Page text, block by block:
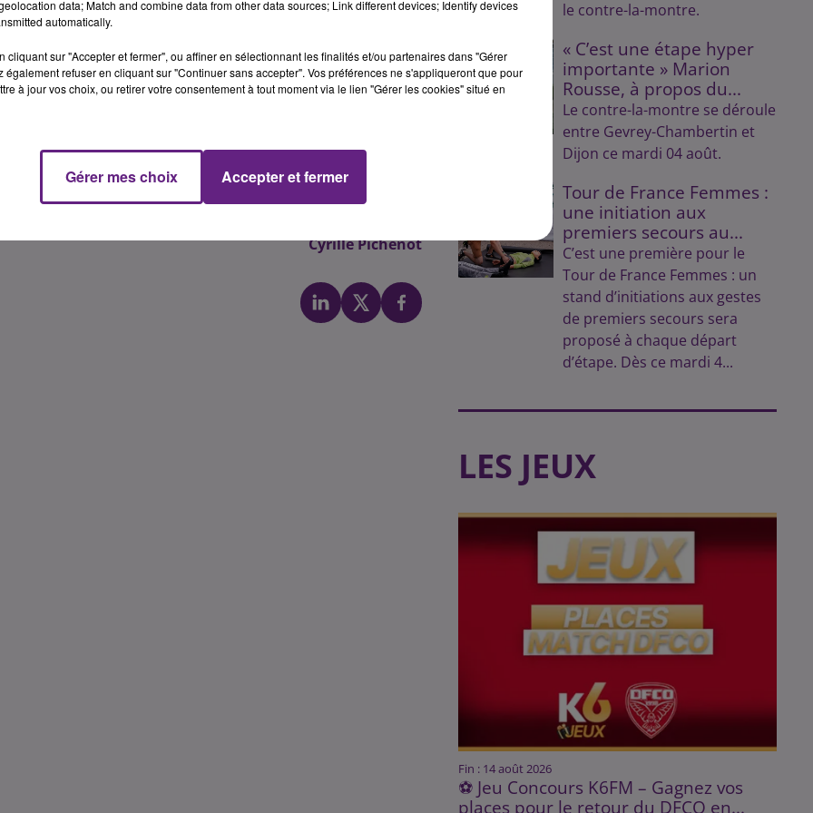
joueuse du club de Saint-Maur (D2F).
meilleure buteuse du championnat, avec 6 but par
de R�publique Tch�que et vainqueur de l'EHF
comme le confirme Christophe Marechal : "Helena est une
nombreux probl�mes aux d�fenses de D2 fran�aises. Elle
Moretto et nous permettra d'�quilibrer la base arri�re en
/ demi-centre. A 24 ans, elle �volue depuis deux ann�es en
internationale dans une �quipe relativement jeune.
Cyrille Pichenot
le contre-la-montre.
« C’est une étape hyper
importante » Marion
Rousse, à propos du...
Le contre-la-montre se déroule
entre Gevrey-Chambertin et
Dijon ce mardi 04 août.
Tour de France Femmes :
une initiation aux
premiers secours au...
C’est une première pour le
Tour de France Femmes : un
stand d’initiations aux gestes
de premiers secours sera
proposé à chaque départ
d’étape. Dès ce mardi 4...
LES JEUX
Fin : 14 août 2026
⚽ Jeu Concours K6FM – Gagnez vos
places pour le retour du DFCO en...
data; Match and combine data from other data sources; Link different devices; Identify devices
automatically.
cliquant sur "Accepter et fermer", ou affiner en sélectionnant les finalités et/ou partenaires dans "Gérer
également refuser en cliquant sur "Continuer sans accepter". Vos préférences ne s'appliqueront que pour
à jour vos choix, ou retirer votre consentement à tout moment via le lien "Gérer les cookies" situé en
Gérer mes choix Accepter et fermer